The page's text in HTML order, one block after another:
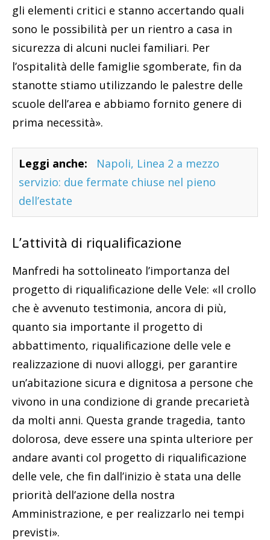
gli elementi critici e stanno accertando quali
sono le possibilità per un rientro a casa in
sicurezza di alcuni nuclei familiari. Per
l’ospitalità delle famiglie sgomberate, fin da
stanotte stiamo utilizzando le palestre delle
scuole dell’area e abbiamo fornito genere di
prima necessità».
Leggi anche:
Napoli, Linea 2 a mezzo
servizio: due fermate chiuse nel pieno
dell’estate
L’attività di riqualificazione
Manfredi ha sottolineato l’importanza del
progetto di riqualificazione delle Vele: «Il crollo
che è avvenuto testimonia, ancora di più,
quanto sia importante il progetto di
abbattimento, riqualificazione delle vele e
realizzazione di nuovi alloggi, per garantire
un’abitazione sicura e dignitosa a persone che
vivono in una condizione di grande precarietà
da molti anni. Questa grande tragedia, tanto
dolorosa, deve essere una spinta ulteriore per
andare avanti col progetto di riqualificazione
delle vele, che fin dall’inizio è stata una delle
priorità dell’azione della nostra
Amministrazione, e per realizzarlo nei tempi
previsti».